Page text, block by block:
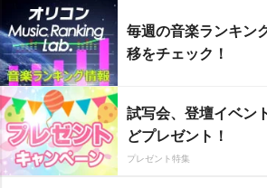
毎週の音楽ランキン
移をチェック！
試写会、登壇イベン
どプレゼント！
プレゼント特集